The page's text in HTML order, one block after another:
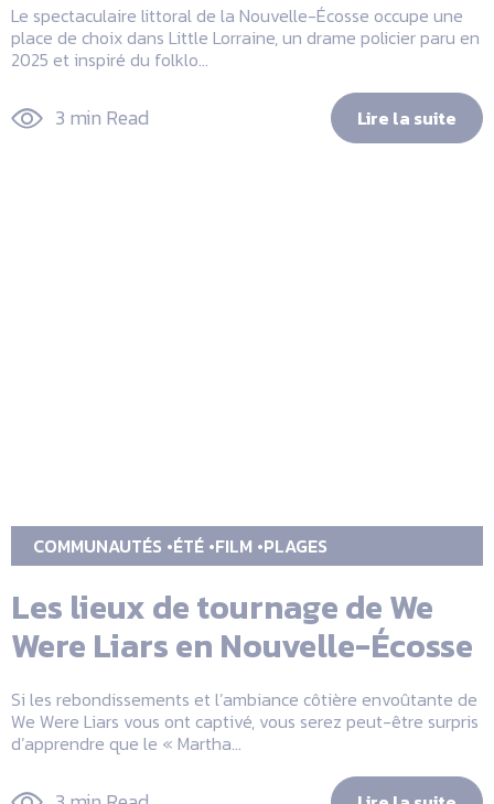
Le spectaculaire littoral de la Nouvelle-Écosse occupe une
place de choix dans Little Lorraine, un drame policier paru en
2025 et inspiré du folklo...
3 min Read Lire la suite
COMMUNAUTÉS ÉTÉ FILM PLAGES
Les lieux de tournage de We
Were Liars en Nouvelle-Écosse
Si les rebondissements et l’ambiance côtière envoûtante de
We Were Liars vous ont captivé, vous serez peut-être surpris
d’apprendre que le « Martha...